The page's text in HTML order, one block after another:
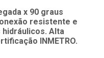
x 90 graus
resistente e
Alta
INMETRO.